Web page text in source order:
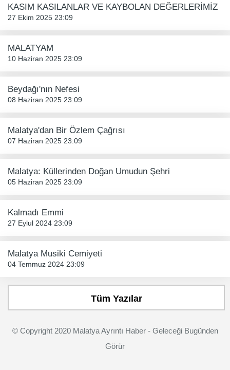
KASIM KASILANLAR VE KAYBOLAN DEĞERLERİMİZ
27 Ekim 2025 23:09
MALATYAM
10 Haziran 2025 23:09
Beydağı'nın Nefesi
08 Haziran 2025 23:09
Malatya'dan Bir Özlem Çağrısı
07 Haziran 2025 23:09
Malatya: Küllerinden Doğan Umudun Şehri
05 Haziran 2025 23:09
Kalmadı Emmi
27 Eylul 2024 23:09
Malatya Musiki Cemiyeti
04 Temmuz 2024 23:09
Tüm Yazılar
© Copyright 2020 Malatya Ayrıntı Haber - Geleceği Bugünden
Görür